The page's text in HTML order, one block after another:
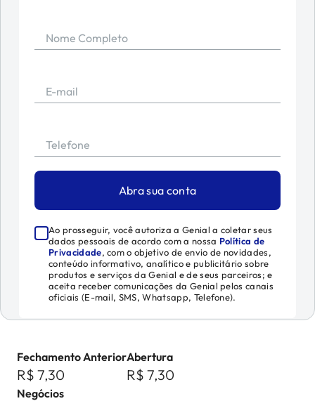
Nome Completo
E-mail
Telefone
Abra sua conta
Ao prosseguir, você autoriza a Genial a coletar seus
dados pessoais de acordo com a nossa Política de
Privacidade, com o objetivo de envio de novidades,
conteúdo informativo, analítico e publicitário sobre
produtos e serviços da Genial e de seus parceiros; e
aceita receber comunicações da Genial pelos canais
oficiais (E-mail, SMS, Whatsapp, Telefone).
Fechamento Anterior
R$ 7,30
Abertura
R$ 7,30
Negócios